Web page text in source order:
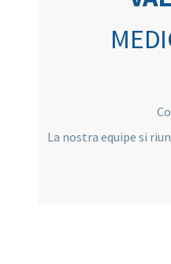
La nostra equipe si